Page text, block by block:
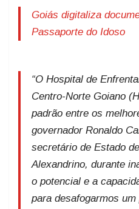
Goiás digitaliza
Passaporte do Idoso
“O Hospital de
Centro-Norte Goiano
padrão entre os
governador Ronaldo
secretário de Estado
Alexandrino, durante
o potencial e a
para desafogarmos